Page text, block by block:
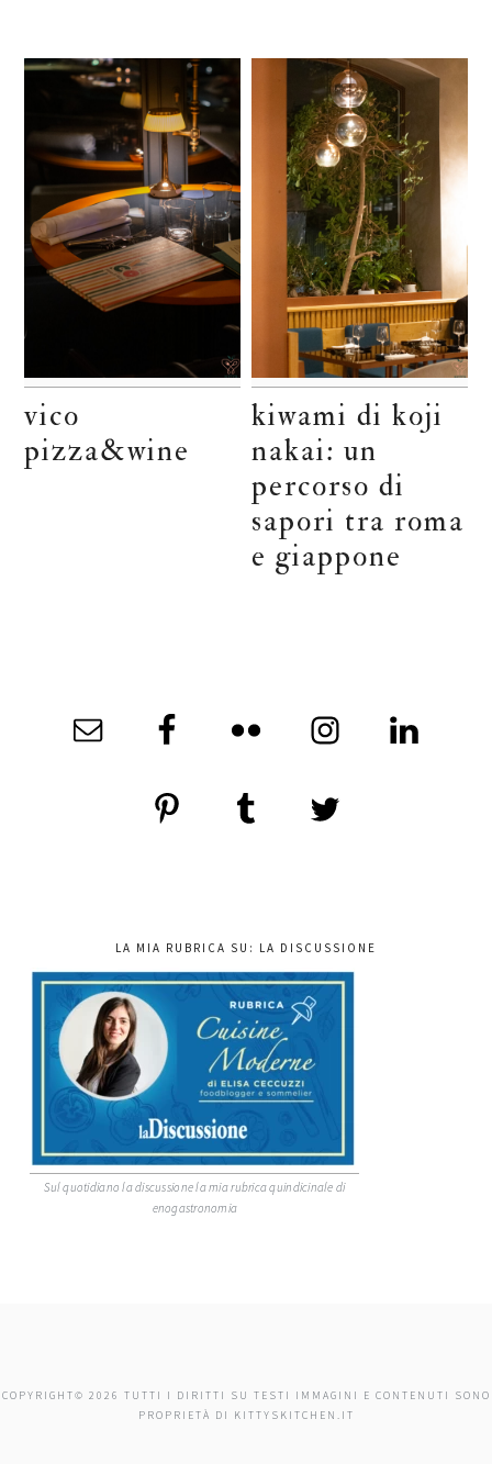
vico
pizza&wine
kiwami di koji
nakai: un
percorso di
sapori tra roma
e giappone
LA MIA RUBRICA SU: LA DISCUSSIONE
Sul quotidiano la discussione la mia rubrica quindicinale di
enogastronomia
COPYRIGHT© 2026 TUTTI I DIRITTI SU TESTI IMMAGINI E CONTENUTI SONO
PROPRIETÀ DI KITTYSKITCHEN.IT